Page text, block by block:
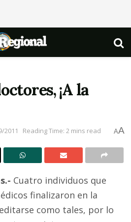
¡A la
2011 Reading Time: 2 mins read AA
Cuatro individuos que
finalizaron en la
como tales, por lo